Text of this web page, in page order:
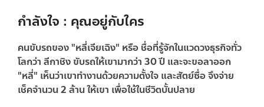
กำลังใจ : คุณอยู่กับใคร
คนขับรถของ "หลี่เจียเฉิง" หรือ ชื่อที่รู้จักในแวดวงธุรกิจทั่ว
โลกว่า ลีกาชิง ขับรถให้เขามากว่า 30 ปี และจะขอลาออก
"หลี่" เห็นว่าเขาทำงานด้วยความตั้งใจ และสัตย์ซื่อ จึงจ่าย
เช็คจำนวน 2 ล้าน ให้เขา เพื่อใช้ในชีวิตบั้นปลาย